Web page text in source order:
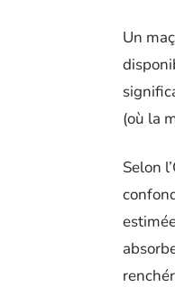
Un
(où la
Selon